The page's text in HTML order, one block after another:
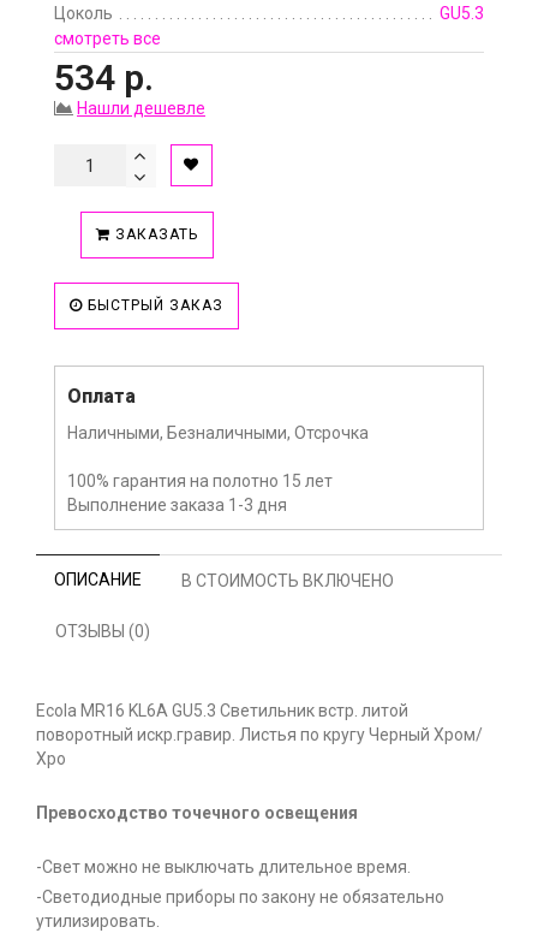
Цоколь
GU5.3
смотреть все
534 р.
Нашли дешевле
ЗАКАЗАТЬ
БЫСТРЫЙ ЗАКАЗ
Оплата
Наличными, Безналичными, Отсрочка
100% гарантия на полотно 15 лет
Выполнение заказа 1-3 дня
ОПИСАНИЕ В СТОИМОСТЬ ВКЛЮЧЕНО
ОТЗЫВЫ (0)
Ecola MR16 KL6A GU5.3 Светильник встр. литой
поворотный искр.гравир. Листья по кругу Черный Xром/
Хро
Превосходство точечного освещения
-Свет можно не выключать длительное время.
-Светодиодные приборы по закону не обязательно
утилизировать.